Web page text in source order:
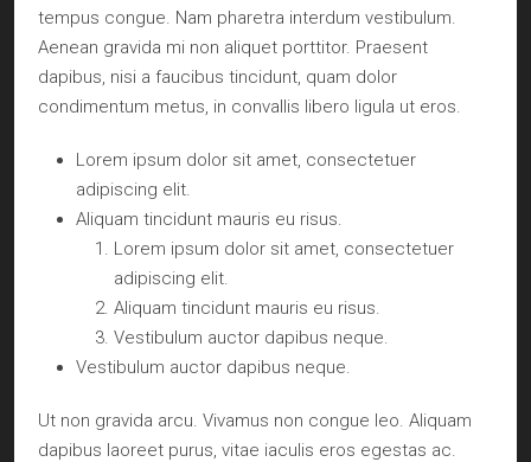
tempus congue. Nam pharetra interdum vestibulum.
Aenean gravida mi non aliquet porttitor. Praesent
dapibus, nisi a faucibus tincidunt, quam dolor
condimentum metus, in convallis libero ligula ut eros.
Lorem ipsum dolor sit amet, consectetuer
adipiscing elit.
Aliquam tincidunt mauris eu risus.
Lorem ipsum dolor sit amet, consectetuer
adipiscing elit.
Aliquam tincidunt mauris eu risus.
Vestibulum auctor dapibus neque.
Vestibulum auctor dapibus neque.
Ut non gravida arcu. Vivamus non congue leo. Aliquam
dapibus laoreet purus, vitae iaculis eros egestas ac.